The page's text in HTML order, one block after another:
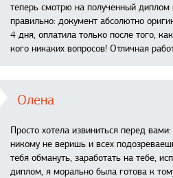
теперь смотрю на полученный
правильно: документ абсолютно
4 дня, оплатила только после того,
кого никаких вопросов! Отличная
Олена
Просто хотела извиниться перед
никому не веришь и всех
тебя обмануть, заработать на тебе,
диплом, я морально была готова к